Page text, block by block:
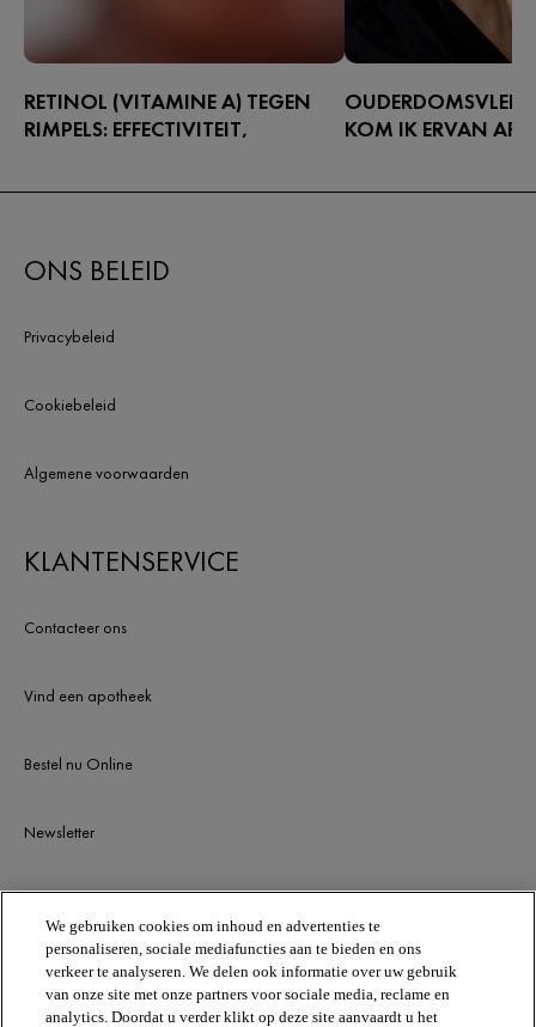
RETINOL (VITAMINE A) TEGEN
RIMPELS: EFFECTIVITEIT,
Vrij verkrijgbare retinolproducten zijn
KOM IK ERVAN AF?
ouderdomsvlekken of
ONS BELEID
Privacybeleid
Cookiebeleid
Algemene voorwaarden
KLANTENSERVICE
Contacteer ons
Vind een apotheek
Bestel nu Online
Newsletter
BLIJF OP DE HOOGTE
We gebruiken cookies om inhoud en advertenties te
personaliseren, sociale mediafuncties aan te bieden en ons
verkeer te analyseren. We delen ook informatie over uw gebruik
van onze site met onze partners voor sociale media, reclame en
analytics. Doordat u verder klikt op deze site aanvaardt u het